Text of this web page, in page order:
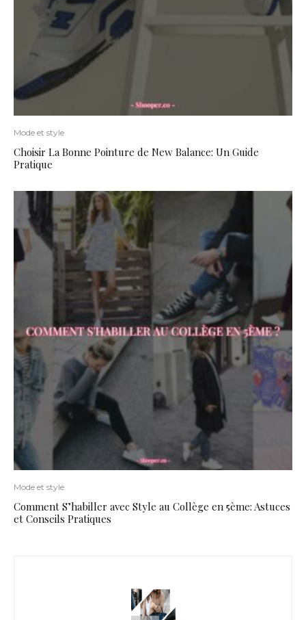
Mode et style
Choisir La Bonne Pointure de New Balance: Un Guide
Pratique
Mode et style
Comment S’habiller avec Style au Collège en 5ème: Astuces
et Conseils Pratiques